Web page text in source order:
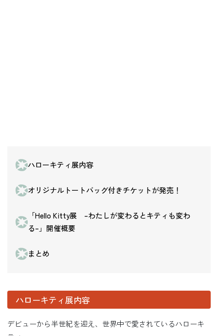
ハローキティ展内容
オリジナルトートバッグ付きチケットが発売！
「Hello Kitty展 –わたしが変わるとキティも変わ
る–」開催概要
まとめ
ハローキティ展内容
デビューから半世紀を迎え、世界中で愛されているハローキ